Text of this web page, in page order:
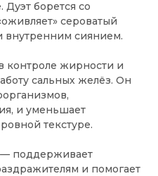
Дуэт борется со
сероватый
внутренним сиянием.
контроле жирности и
сальных желёз. Он
и уменьшает
текстуре.
поддерживает
и помогает